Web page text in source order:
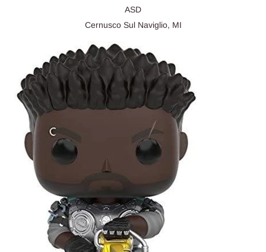
ASD
Cernusco Sul Naviglio, MI